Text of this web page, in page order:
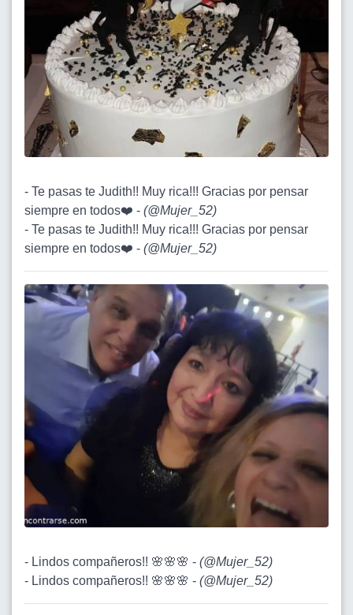
- Te pasas te Judith!! Muy rica!!! Gracias por pensar
siempre en todos❤️ - (@Mujer_52)
- Te pasas te Judith!! Muy rica!!! Gracias por pensar
siempre en todos❤️ - (@Mujer_52)
- Lindos compañeros!! 🌸🌸🌸 - (@Mujer_52)
- Lindos compañeros!! 🌸🌸🌸 - (@Mujer_52)